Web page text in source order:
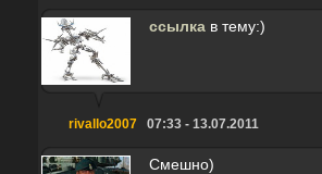
ссылкав тему:)
rivallo200707:33 - 13.07.2011
Смешно)